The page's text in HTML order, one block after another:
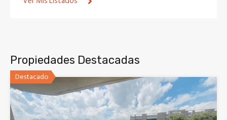
Propiedades Destacadas
Destacado